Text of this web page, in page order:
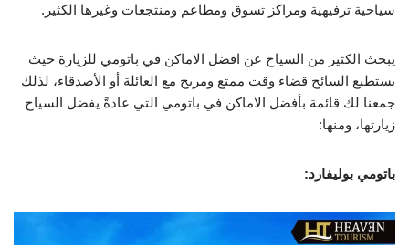
سياحية ترفيهية ومراكز تسوق ومطاعم ومنتجعات وغيرها الكثير.
يبحث الكثير من السياح عن افضل الاماكن في باتومي للزيارة حيث
يستطيع السائح قضاء وقت ممتع ومريح مع العائلة أو الأصدقاء، لذلك
جمعنا لك قائمة بأفضل الاماكن في باتومي التي عادةً يفضل السياح
زيارتها، ومنها:
باتومي بوليفارد: